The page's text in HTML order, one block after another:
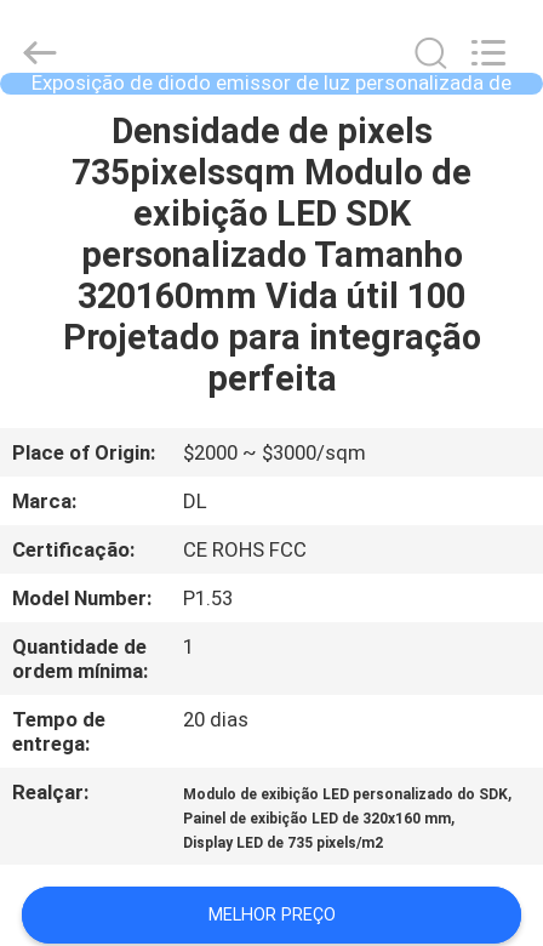
PRODUTOS
SHOW
SOBRE
NÓS
EXCURSÃO
DA
FÁBRICA
CONTROLE
DA
QUALIDADE
CONTACTE-
NOS
2026
Display
Labs
LED
Exposição de diodo emissor de luz personalizada de
SDK
Densidade de pixels
735pixelssqm Modulo de
exibição LED SDK
personalizado Tamanho
320160mm Vida útil 100
Projetado para integração
perfeita
Place of Origin:
$2000 ~ $3000/sqm
Marca:
DL
Certificação:
CE ROHS FCC
Model Number:
P1.53
Quantidade de
ordem mínima:
1
Tempo de
entrega:
20 dias
Realçar: Modulo de exibição LED personalizado do SDK,
Painel de exibição LED de 320x160 mm,
Display LED de 735 pixels/m2
MELHOR PREÇO